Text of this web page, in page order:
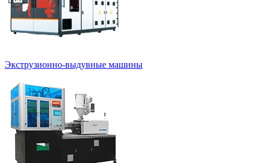
Экструзионно-выдувные машины